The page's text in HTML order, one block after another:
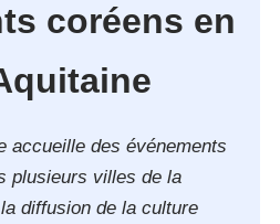
coréens en
accueille des événements
plusieurs villes de la
diffusion de la culture